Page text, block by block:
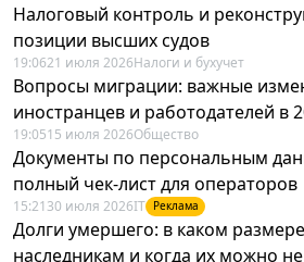
Налоговый контроль и
позиции высших судов
19:0621 июля 2026Налоги и бухучет
Вопросы миграции: важные
иностранцев и работодателей в
19:0515 июля 2026Общество
Документы по персональным
полный чек-лист для операторов
15:21 30 июля 2026IT Реклама
Долги умершего: в каком
наследникам и когда их можно